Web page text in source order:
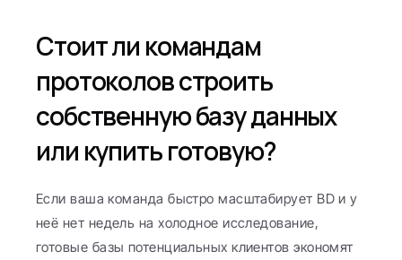
Стоит ли командам
протоколов строить
собственную базу данных
или купить готовую?
Если ваша команда быстро масштабирует BD и у
неё нет недель на холодное исследование,
готовые базы потенциальных клиентов экономят